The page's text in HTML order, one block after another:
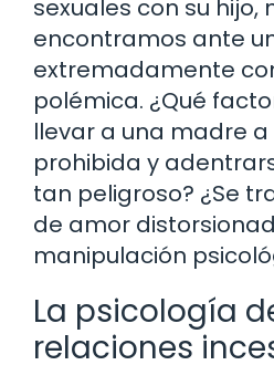
sexuales con su hijo,
encontramos ante
extremadamente
polémica. ¿Qué
llevar a una madre
prohibida y
tan peligroso? ¿Se
de amor
manipulación
La psicología
relaciones